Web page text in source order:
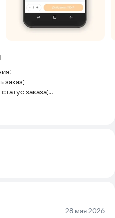
заказа;
Дата:
28 мая 2026